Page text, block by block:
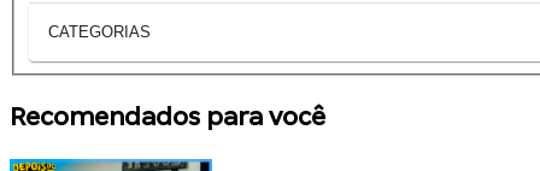
CATEGORIAS
Recomendados para você